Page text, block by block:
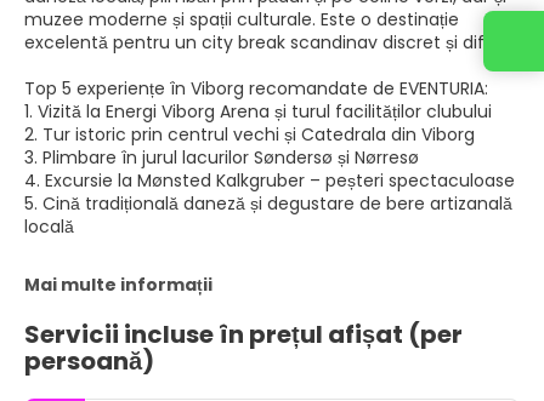
muzee moderne și spații culturale. Este o destinație
excelentă pentru un city break scandinav discret și diferit.
Top 5 experiențe în Viborg recomandate de EVENTURIA:
1. Vizită la Energi Viborg Arena și turul facilităților clubului
2. Tur istoric prin centrul vechi și Catedrala din Viborg
3. Plimbare în jurul lacurilor Søndersø și Nørresø
4. Excursie la Mønsted Kalkgruber – peșteri spectaculoase
5. Cină tradițională daneză și degustare de bere artizanală
locală
Mai multe informații
Servicii incluse în prețul afișat (per
persoană)